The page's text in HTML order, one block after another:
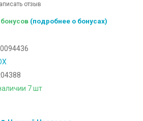
отзыв
(подробнее о бонусах)
7 шт